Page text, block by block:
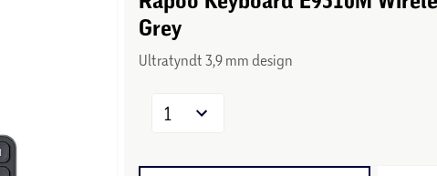
Grey
Ultratyndt 3,9 mm design
1